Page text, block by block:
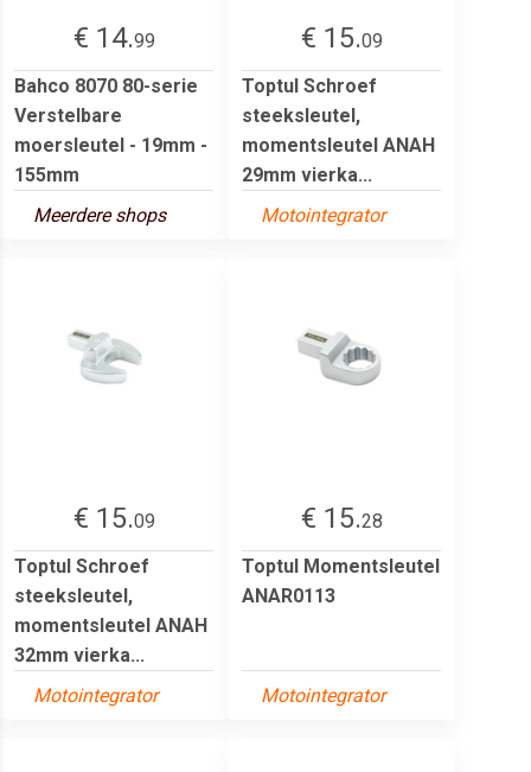
€ 14.99
Bahco 8070 80-serie
Verstelbare
moersleutel - 19mm -
155mm
Meerdere shops
€ 15.09
Toptul Schroef
steeksleutel,
momentsleutel ANAH
29mm vierka...
Motointegrator
€ 15.09
Toptul Schroef
steeksleutel,
momentsleutel ANAH
32mm vierka...
Motointegrator
€ 15.28
Toptul Momentsleutel
ANAR0113
Motointegrator